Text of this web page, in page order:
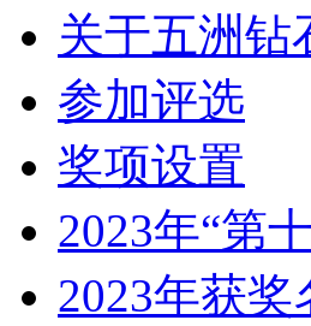
关于五洲钻
参加评选
奖项设置
2023年“第
2023年获奖